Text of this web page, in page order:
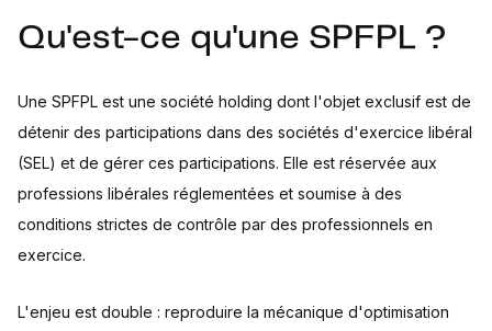
Qu'est-ce qu'une SPFPL ?
Une SPFPL est une société holding dont l'objet exclusif est de
détenir des participations dans des sociétés d'exercice libéral
(SEL) et de gérer ces participations. Elle est réservée aux
professions libérales réglementées et soumise à des
conditions strictes de contrôle par des professionnels en
exercice.
L'enjeu est double : reproduire la mécanique d'optimisation